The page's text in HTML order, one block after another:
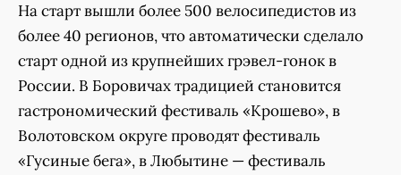
На старт вышли более 500 велосипедистов из
более 40 регионов, что автоматически сделало
старт одной из крупнейших грэвел-гонок в
России. В Боровичах традицией становится
гастрономический фестиваль «Крошево», в
Волотовском округе проводят фестиваль
«Гусиные бега», в Любытине — фестиваль